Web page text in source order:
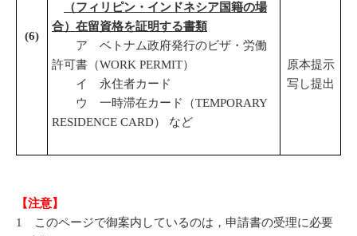
(6)
（フィリピン・インドネシア国籍の場
合）在留資格を証明する書類
ア ベトナム政府発行のビザ・労働
許可書（WORK PERMIT）
イ 永住者カード
ウ 一時滞在カード（TEMPORARY
RESIDENCE CARD） など
原本提示
写し提出
【注意】
1 このページで御案内しているのは，申請書の受理に必要